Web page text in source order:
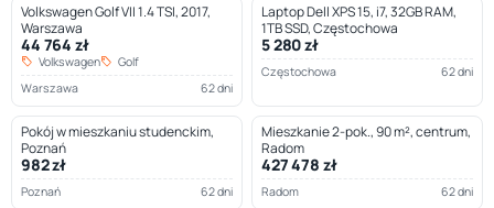
Volkswagen Golf VII 1.4 TSI, 2017,
Warszawa
44 764 zł
Volkswagen
Golf
Warszawa
62 dni
Laptop Dell XPS 15, i7, 32GB RAM,
1TB SSD, Częstochowa
5 280 zł
Częstochowa 62 dni
Pokój w mieszkaniu studenckim,
Poznań
982 zł
Poznań 62 dni
Mieszkanie 2-pok., 90 m², centrum,
Radom
427 478 zł
Radom 62 dni